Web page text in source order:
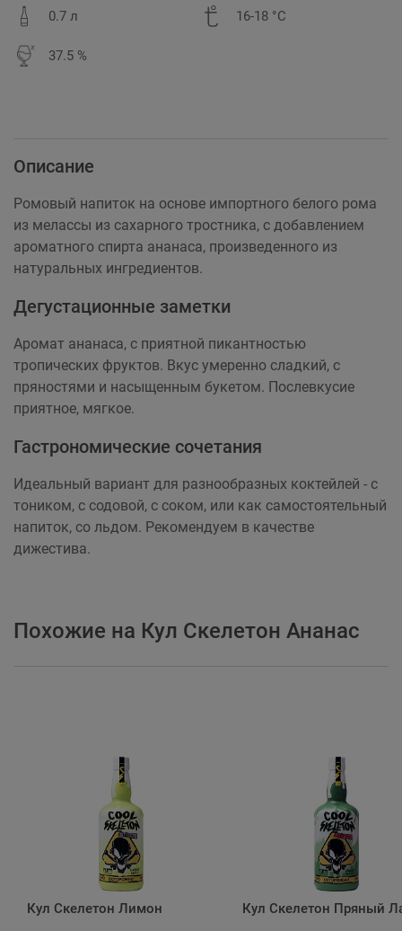
0.7 л 16-18 °C
37.5 %
Описание
Ромовый напиток на основе импортного белого рома
из мелассы из сахарного тростника, с добавлением
ароматного спирта ананаса, произведенного из
натуральных ингредиентов.
Дегустационные заметки
Аромат ананаса, с приятной пикантностью
тропических фруктов. Вкус умеренно сладкий, с
пряностями и насыщенным букетом. Послевкусие
приятное, мягкое.
Гастрономические сочетания
Идеальный вариант для разнообразных коктейлей - с
тоником, с содовой, с соком, или как самостоятельный
напиток, со льдом. Рекомендуем в качестве
дижестива.
Похожие на Кул Скелетон Ананас
Кул Скелетон Лимон Кул Скелетон Пряный